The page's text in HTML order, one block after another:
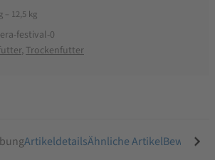
– 12,5 kg
festival-0
, Trockenfutter
ArtikeldetailsÄhnliche Artikel